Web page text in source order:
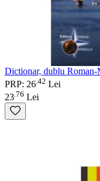
Dictionar, dublu
PRP: 26 42 Lei
23 76 Lei